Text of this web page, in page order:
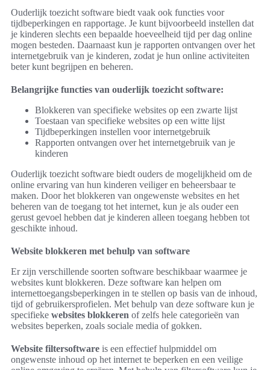
Ouderlijk toezicht software biedt vaak ook functies voor
tijdbeperkingen en rapportage. Je kunt bijvoorbeeld instellen dat
je kinderen slechts een bepaalde hoeveelheid tijd per dag online
mogen besteden. Daarnaast kun je rapporten ontvangen over het
internetgebruik van je kinderen, zodat je hun online activiteiten
beter kunt begrijpen en beheren.
Belangrijke functies van ouderlijk toezicht software:
Blokkeren van specifieke websites op een zwarte lijst
Toestaan van specifieke websites op een witte lijst
Tijdbeperkingen instellen voor internetgebruik
Rapporten ontvangen over het internetgebruik van je
kinderen
Ouderlijk toezicht software biedt ouders de mogelijkheid om de
online ervaring van hun kinderen veiliger en beheersbaar te
maken. Door het blokkeren van ongewenste websites en het
beheren van de toegang tot het internet, kun je als ouder een
gerust gevoel hebben dat je kinderen alleen toegang hebben tot
geschikte inhoud.
Website blokkeren met behulp van software
Er zijn verschillende soorten software beschikbaar waarmee je
websites kunt blokkeren. Deze software kan helpen om
internettoegangsbeperkingen in te stellen op basis van de inhoud,
tijd of gebruikersprofielen. Met behulp van deze software kun je
specifieke websites blokkeren of zelfs hele categorieën van
websites beperken, zoals sociale media of gokken.
Website filtersoftware is een effectief hulpmiddel om
ongewenste inhoud op het internet te beperken en een veilige